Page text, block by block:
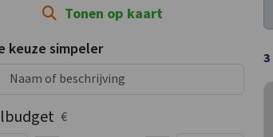
Tonen op kaart
keuze simpeler
€
3